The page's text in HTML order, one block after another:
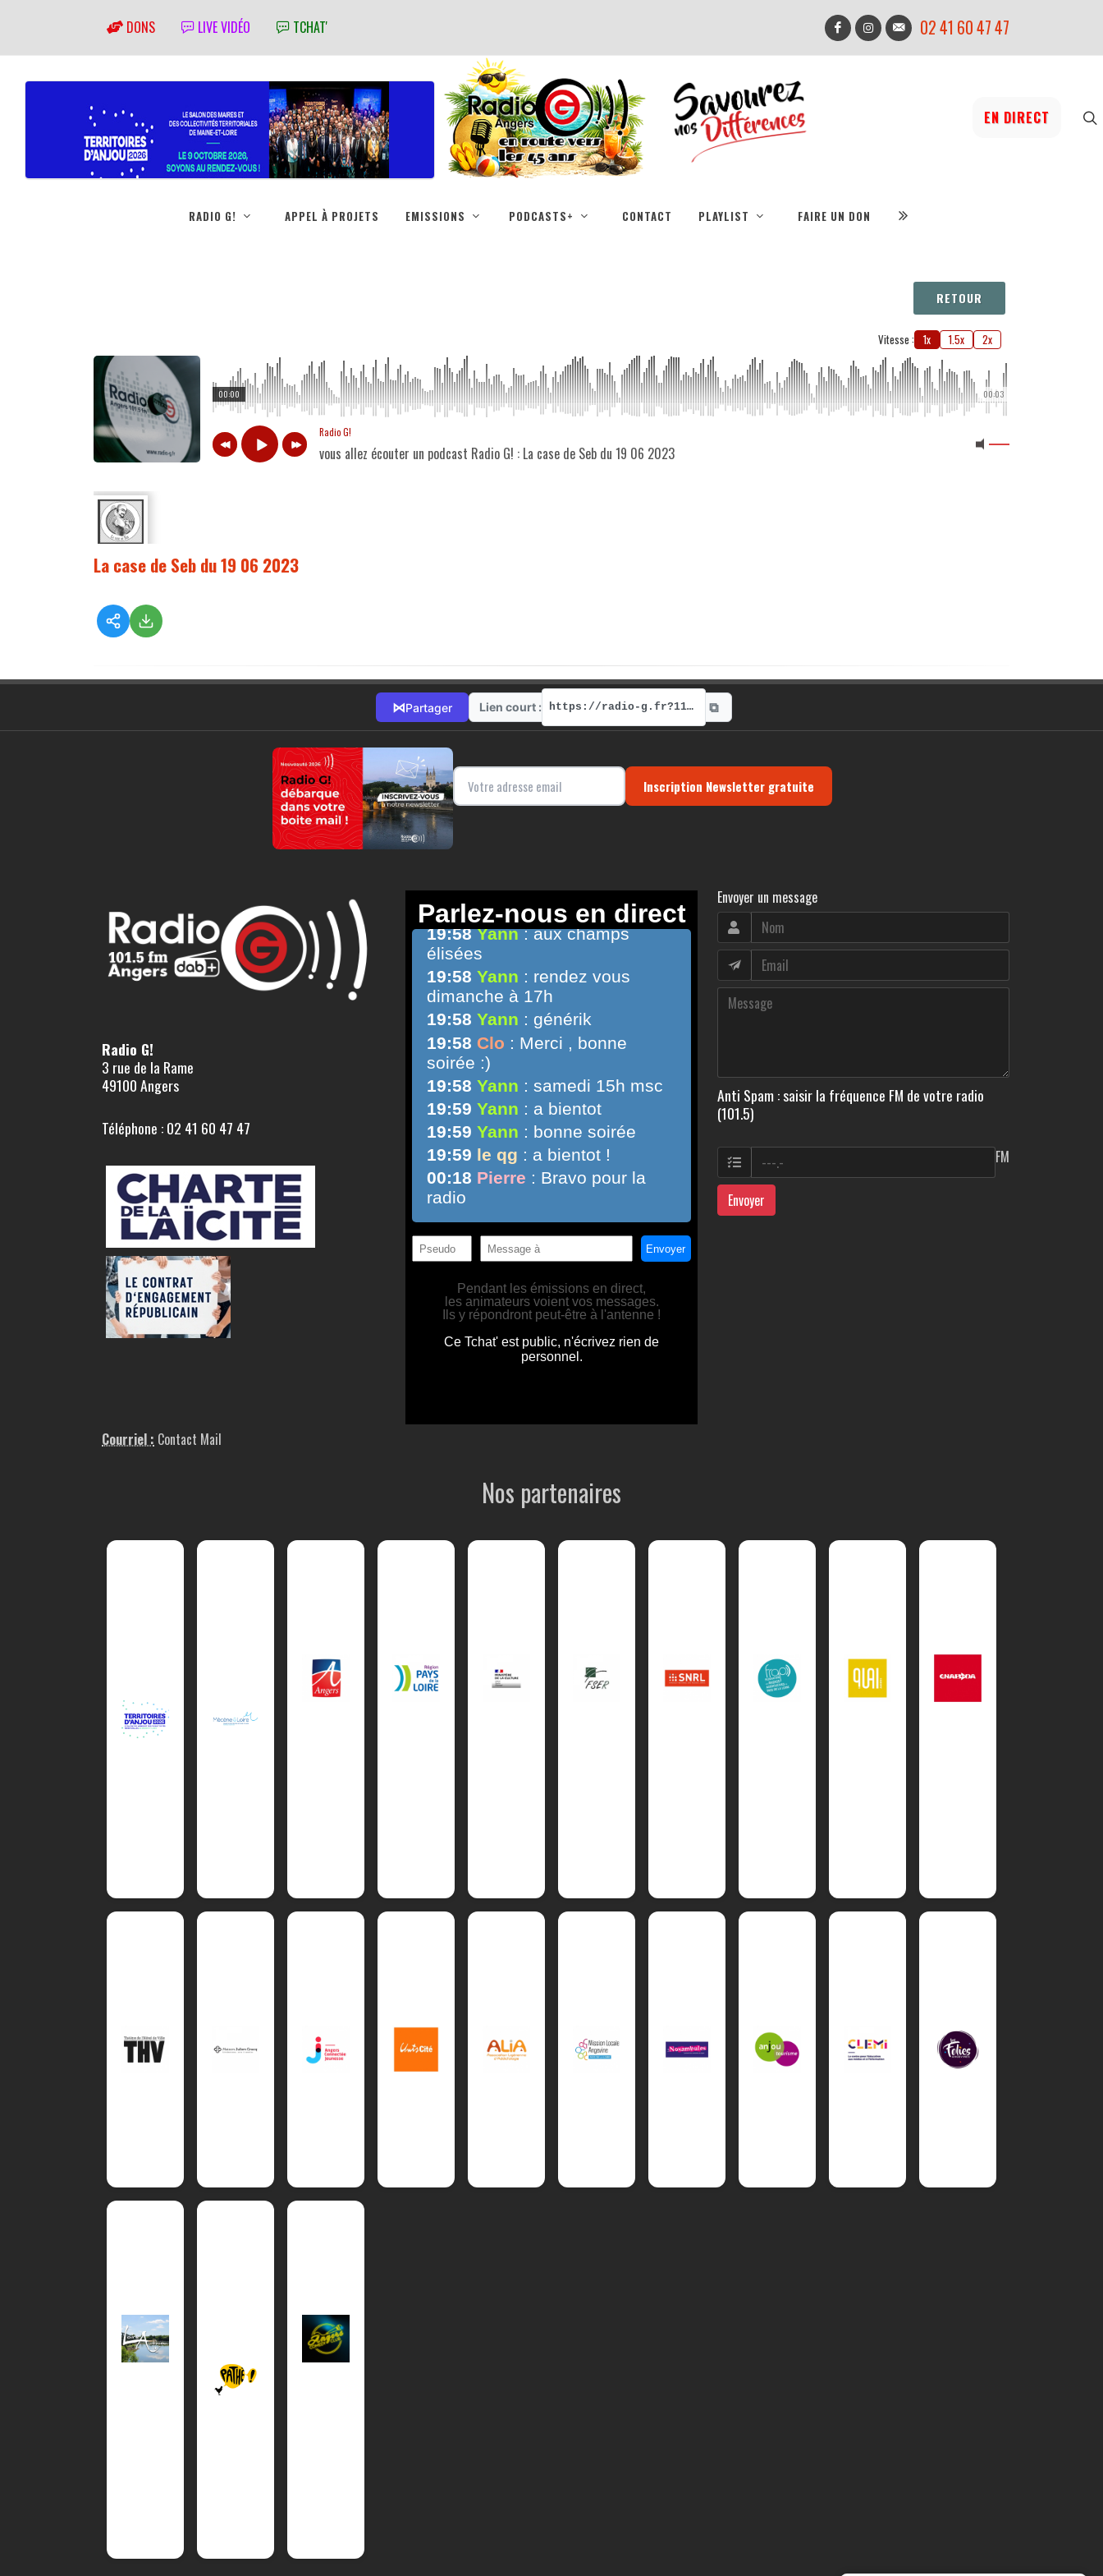
DONS LIVE VIDÉO TCHAT' 02 41 60 47 47
EN DIRECT
RADIO G! APPEL À PROJETS EMISSIONS PODCASTS+ CONTACT PLAYLIST FAIRE UN DON
RETOUR
Vitesse : 1x 1.5x 2x
00:03
00:00
Radio G!
vous allez écouter un podcast Radio G! : La case de Seb du 19 06 2023
La case de Seb du 19 06 2023
⋈Partager Lien court : https://radio-g.fr?11739 ⧉
Inscription Newsletter gratuite
Radio G!
3 rue de la Rame
49100 Angers
Téléphone : 02 41 60 47 47
Courriel : Contact Mail
Envoyer un message
Anti Spam : saisir la fréquence FM de votre radio
(101.5)
FM
Envoyer
Nos partenaires